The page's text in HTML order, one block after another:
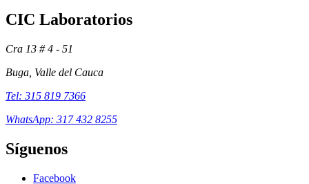
CIC Laboratorios
Cra 13 # 4 - 51
Buga, Valle del Cauca
Tel: 315 819 7366
WhatsApp: 317 432 8255
Síguenos
Facebook